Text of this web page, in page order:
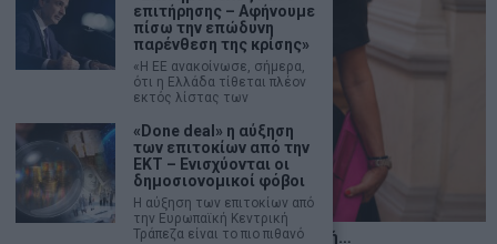
Η αληθινή παιδεία ξεκινά από την ψυχή…
επιτήρησης – Αφήνουμε
πίσω την επώδυνη
παρένθεση της κρίσης»
«Η EE ανακοίνωσε, σήμερα,
ότι η Ελλάδα τίθεται πλέον
εκτός λίστας των
«Done deal» η αύξηση
των επιτοκίων από την
ΕΚΤ – Ενισχύονται οι
δημοσιονομικοί φόβοι
H αύξηση των επιτοκίων από
την Ευρωπαϊκή Κεντρική
Τράπεζα είναι το πιο πιθανό